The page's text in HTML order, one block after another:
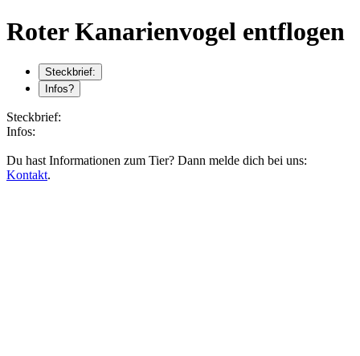
Roter Kanarienvogel entflogen
Steckbrief:
Infos?
Steckbrief:
Infos:
Du hast Informationen zum Tier? Dann melde dich bei uns:
Kontakt.